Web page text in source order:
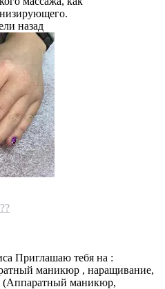
назад
Приглашаю тебя на :
маникюр , наращивание,
(Аппаратный маникюр,